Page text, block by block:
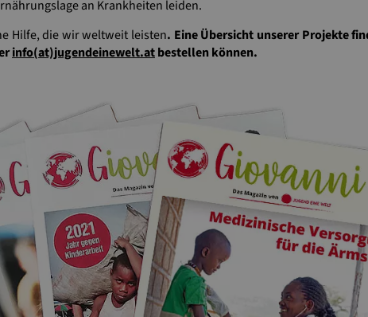
an Krankheiten leiden.
Hilfe, die wir weltweit leisten. Eine Übersicht unserer Projekte
info(at)jugendeinewelt.atbestellen können.